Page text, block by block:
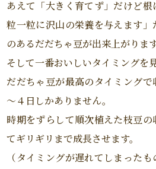
あえて「大きく育てず」だけど
粒一粒に沢山の栄養を与えます
のあるだだちゃ豆が出来上がります
そして一番おいしいタイミングを
だだちゃ豆が最高のタイミング
～４日しかありません。
時期をずらして順次植えた枝豆
てギリギリまで成長させます。
（タイミングが遅れてしまった